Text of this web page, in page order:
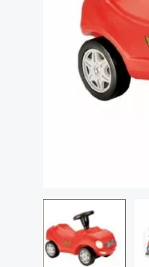
Commande rapide de